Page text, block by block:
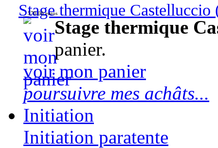
Stage thermique Castelluccio
570,00 euros
Stage thermique
panier.
voir mon panier
poursuivre mes achâts...
Initiation
Initiation paratente